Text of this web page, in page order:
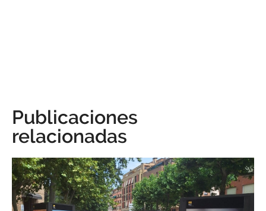
Publicaciones
relacionadas